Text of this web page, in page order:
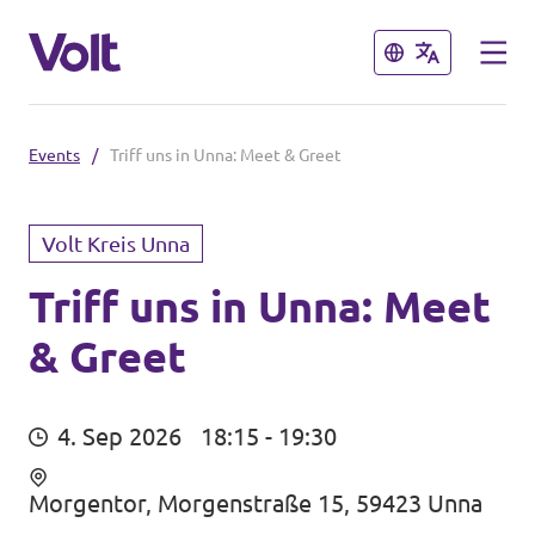
Schließen
Volt in Nordrhein-Westfalen
Website von Volt NRW
Volt vor Ort in NRW
Volt in Deutschland
Website
Volt in deinem Bundesland
Schließen
Programm
Über Volt
Neuigkeiten
Events / Triff uns in Unna: Meet & Greet
Volt Kreis Unna
Triff uns in Unna: Meet
& Greet
4. Sep 2026 18:15 - 19:30
Morgentor, Morgenstraße 15, 59423 Unna